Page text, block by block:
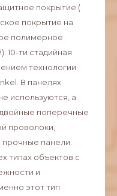
покрытие (
покрытие на
полимерное
10-ти стадийная
технологии
В панелях
используются, а
поперечные
проволоки,
панели.
типах объектов с
и
этот тип